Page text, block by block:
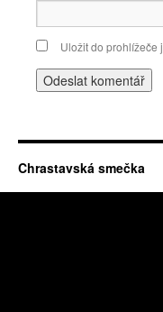
Uložit do prohlížeče
Chrastavská smečka